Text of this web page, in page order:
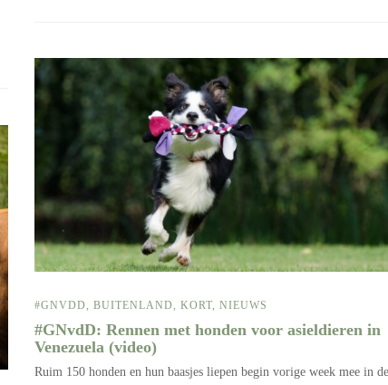
#GNVDD, BUITENLAND, KORT, NIEUWS
#GNvdD: Rennen met honden voor asieldieren in
Venezuela (video)
Ruim 150 honden en hun baasjes liepen begin vorige week mee in de